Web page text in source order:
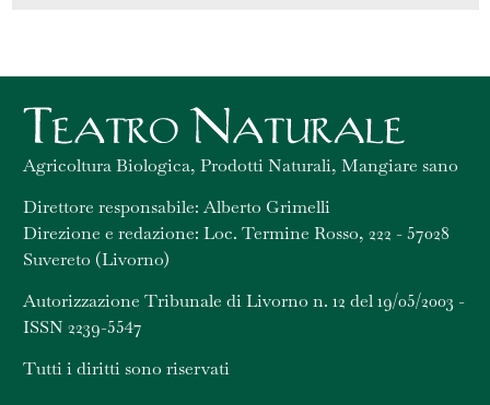
Agricoltura Biologica, Prodotti Naturali, Mangiare sano
Direttore responsabile: Alberto Grimelli
Direzione e redazione: Loc. Termine Rosso, 222 - 57028
Suvereto (Livorno)
Autorizzazione Tribunale di Livorno n. 12 del 19/05/2003 -
ISSN 2239-5547
Tutti i diritti sono riservati